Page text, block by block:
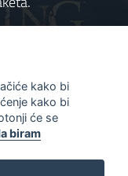
kako bi
kako bi
će se
biram